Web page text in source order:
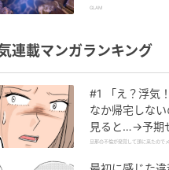
平氏ゆかりの宿
GLAM
連載マンガランキング
#1 「え？浮気
なか帰宅しな
見ると…→予期
旦那の不倫が発
旦那の不倫が発覚して頭に来たので